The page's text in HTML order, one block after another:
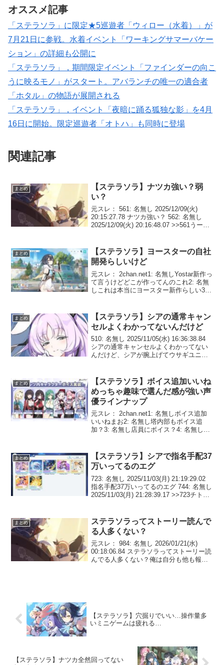
オススメ記事
「ステラソラ」に限定★5巡遊者「ウィロー（水着）」が
7月21日に参戦。水着イベント「ワーキングサマーバケー
ション」の詳細も公開に
「ステラソラ」，期間限定イベント「ファインダーの向こ
うに映るモノ」がスタート。アバランチの唯一の適合者
「ホタル」の物語が展開される
「ステラソラ」，イベント「夜暗に踊る狐独な影」を4月
16日に開始。限定巡遊者「オトハ」も同時に登場
関連記事
まとめ
【ステラソラ】ナツカ強い？弱
い？
元スレ： 561: 名無し 2025/12/09(火)
20:15:27.78 ナツカ強い？ 562: 名無し
2025/12/09(火) 20:16:48.07 >>561うーん
まとめ
【ステラソラ】ヨースターの自社
開発らしいけど
元スレ： 2chan.net1: 名無しYostar新作っ
て言うけどどこが作ってんのこれ2: 名無
しこれは本当にヨースター新作らしい3:
の！？あらかじめ作ってたのかな…4...
まとめ
【ステラソラ】シアの通常キャン
セルよくわかってないんだけど
510: 名無し 2025/11/05(水) 16:36:38.84
シアの通常キャンセルよくわかってない
んだけど、シアが腕上げてウサギユニッ
繰り返すであってる？ 52...
まとめ
【ステラソラ】ボイス追加いいね
めっちゃ趣味で選んだ感が強い声
優ラインナップ
元スレ： 2chan.net1: 名無しボイス追加
いいねまお2: 名無し塔内部もボイス追
加？3: 名無し店員にボイス？4: 名無しつ
無しベアトリスちゃんに罵られ...
まとめ
【ステラソラ】シアで指名手配37
万いってるのエグ
723: 名無し 2025/11/03(月) 21:19:29.02
指名手配37万いってるのエグ 744: 名無し
2025/11/03(月) 21:28:39.17 >>723チトセ
まとめ
ステラソラってストーリー読んで
る人多くない？
元スレ： 984: 名無し 2026/01/21(水)
00:18:06.84 ステラソラってストーリー読
んでる人多くない？俺は自分も他も報酬
【ステラソラ】穴掘りでいい…操作量多
いミニゲームは疲れる…
【ステラソラ】ナツカ全然回ってない